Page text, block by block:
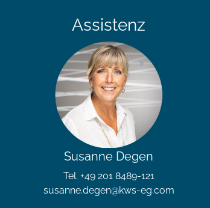
Assistenz
Susanne Degen
Tel. +49 201 8489-121
susanne.degen@kws-eg.com